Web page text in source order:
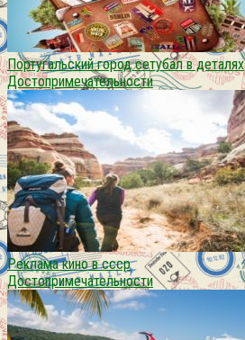
Португальский город сетубал в деталях
Достопримечательности
Реклама кино в ссср
Достопримечательности